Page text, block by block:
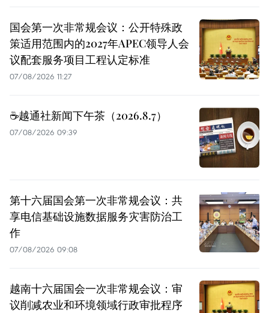
国会第一次非常规会议：公开特殊政
策适用范围内的2027年APEC领导人会
议配套服务项目工程认定标准
07/08/2026 11:27
☕️越通社新闻下午茶（2026.8.7）
07/08/2026 09:39
第十六届国会第一次非常规会议：共
享电信基础设施数据服务灾害防治工
作
07/08/2026 09:08
越南十六届国会一次非常规会议：审
议削减农业和环境领域行政审批程序